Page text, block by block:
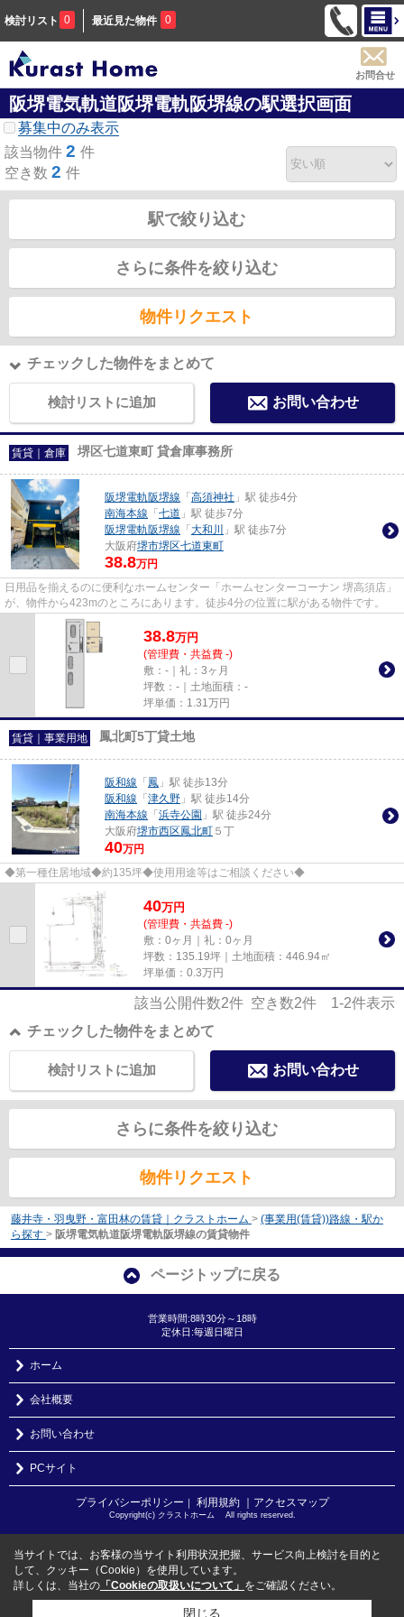
検討リスト 0 最近見た物件 0
お問合せ
阪堺電気軌道阪堺電軌阪堺線の駅選択画面
募集中のみ表示
該当物件 2 件
空き数 2 件
駅で絞り込む
さらに条件を絞り込む
物件リクエスト
チェックした物件をまとめて
検討リストに追加 お問い合わせ
賃貸｜倉庫 堺区七道東町 貸倉庫事務所
阪堺電軌阪堺線 「 高須神社 」駅 徒歩4分
南海本線 「 七道 」駅 徒歩7分
阪堺電軌阪堺線 「 大和川
」駅 徒歩7分
大阪府堺市堺区七道東町
38.8万円
日用品を揃えるのに便利なホームセンター「ホームセンターコーナン 堺高須店」
が、物件から423mのところにあります。徒歩4分の位置に駅がある物件です。
38.8万円
(管理費・共益費 -)
敷：-｜礼：3ヶ月
坪数：-｜土地面積：-
坪単価： 1.31万円
賃貸｜事業用地 鳳北町5丁貸土地
阪和線 「 鳳 」駅 徒歩13分
阪和線 「 津久野 」駅 徒歩14分
南海本線 「 浜寺公園 」駅 徒歩24分
大阪府堺市西区鳳北町 ５丁
40万円
◆第一種住居地域◆約135坪◆使用用途等はご相談ください◆
40万円
(管理費・共益費 -)
敷：0ヶ月｜礼：0ヶ月
坪数：135.19坪｜土地面積：446.94㎡
坪単価： 0.3万円
該当公開件数2件 空き数2件 1-2件表示
チェックした物件をまとめて
お問い合わせ
検討リストに追加
さらに条件を絞り込む
物件リクエスト
藤井寺・羽曳野・富田林の賃貸｜クラストホーム > (事業用(賃貸))路線・駅か
ら探す > 阪堺電気軌道阪堺電軌阪堺線の賃貸物件
ページトップに戻る
営業時間:8時30分～18時
定休日:毎週日曜日
ホーム
会社概要
お問い合わせ
PCサイト
プライバシーポリシー ｜ 利用規約 ｜アクセスマップ
Copyright(c) クラストホーム All rights reserved.
当サイトでは、お客様の当サイト利用状況把握、サービス向上検討を目的と
して、クッキー（Cookie）を使用しています。
詳しくは、当社の 「Cookieの取扱いについて」 をご確認ください。
閉じる